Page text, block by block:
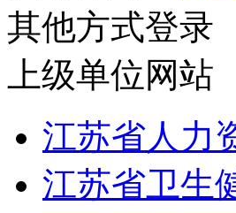
其他方式登录
上级单位网站
江苏省人力
江苏省卫生